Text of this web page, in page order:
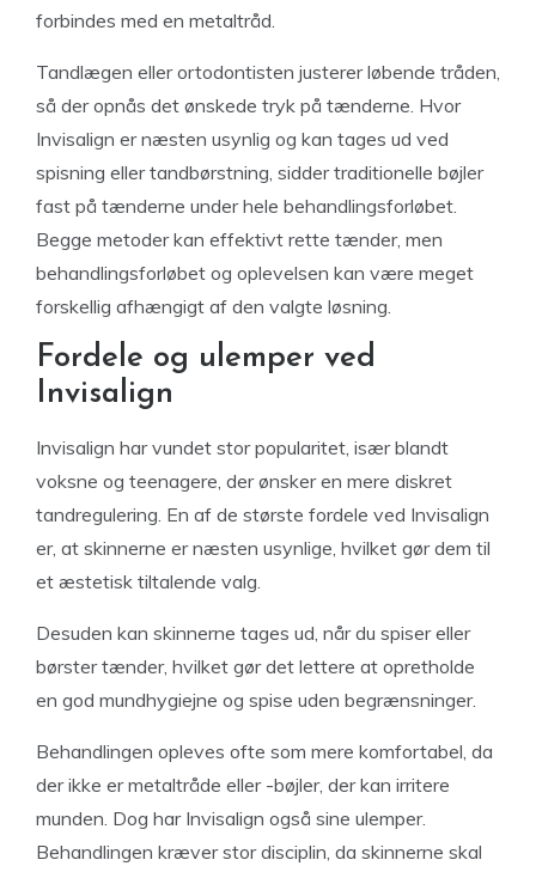
forbindes med en metaltråd.
Tandlægen eller ortodontisten justerer løbende tråden,
så der opnås det ønskede tryk på tænderne. Hvor
Invisalign er næsten usynlig og kan tages ud ved
spisning eller tandbørstning, sidder traditionelle bøjler
fast på tænderne under hele behandlingsforløbet.
Begge metoder kan effektivt rette tænder, men
behandlingsforløbet og oplevelsen kan være meget
forskellig afhængigt af den valgte løsning.
Fordele og ulemper ved
Invisalign
Invisalign har vundet stor popularitet, især blandt
voksne og teenagere, der ønsker en mere diskret
tandregulering. En af de største fordele ved Invisalign
er, at skinnerne er næsten usynlige, hvilket gør dem til
et æstetisk tiltalende valg.
Desuden kan skinnerne tages ud, når du spiser eller
børster tænder, hvilket gør det lettere at opretholde
en god mundhygiejne og spise uden begrænsninger.
Behandlingen opleves ofte som mere komfortabel, da
der ikke er metaltråde eller -bøjler, der kan irritere
munden. Dog har Invisalign også sine ulemper.
Behandlingen kræver stor disciplin, da skinnerne skal